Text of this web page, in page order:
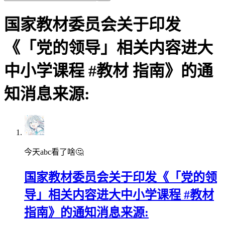
国家教材委员会关于印发
《「党的领导」相关内容进大
中小学课程 #教材 指南》的通
知消息来源:
今天abc看了啥🤔
国家教材委员会关于印发《「党的领
导」相关内容进大中小学课程 #教材
指南》的通知消息来源: